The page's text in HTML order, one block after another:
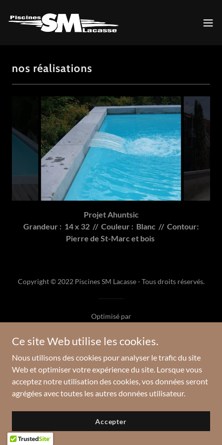
nos réalisations
Projet Ahuntsic
Grandeur : 14 x 32 // Couleur : Blanc // Contour:
Pierre de St-Marc et bois
Copyright © 2022 Piscines SM Lacasse - Tous droits réservés.
Optimisé par
Ce site Web utilise les cookies.
Nous utilisons des cookies pour analyser le trafic du site
Web et optimiser votre expérience du site. Lorsque vous
acceptez notre utilisation des cookies, vos données seront
agrégées avec toutes les autres données utilisateur.
Accepter